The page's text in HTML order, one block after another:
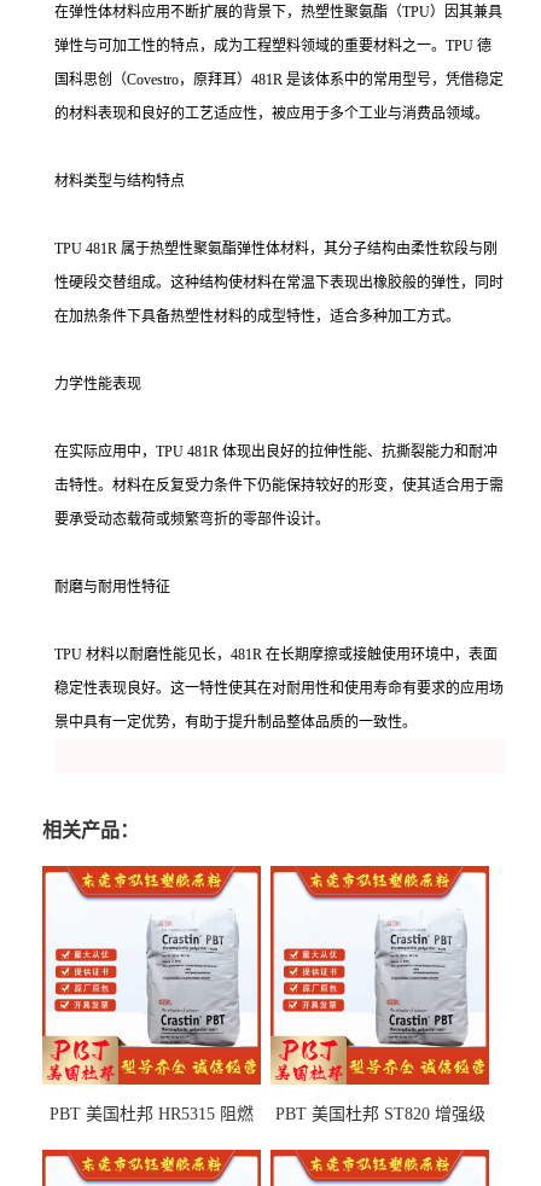
在弹性体材料应用不断扩展的背景下，热塑性聚氨酯（TPU）因其兼具
弹性与可加工性的特点，成为工程塑料领域的重要材料之一。TPU 德
国科思创（Covestro，原拜耳）481R 是该体系中的常用型号，凭借稳定
的材料表现和良好的工艺适应性，被应用于多个工业与消费品领域。
材料类型与结构特点
TPU 481R 属于热塑性聚氨酯弹性体材料，其分子结构由柔性软段与刚
性硬段交替组成。这种结构使材料在常温下表现出橡胶般的弹性，同时
在加热条件下具备热塑性材料的成型特性，适合多种加工方式。
力学性能表现
在实际应用中，TPU 481R 体现出良好的拉伸性能、抗撕裂能力和耐冲
击特性。材料在反复受力条件下仍能保持较好的形变，使其适合用于需
要承受动态载荷或频繁弯折的零部件设计。
耐磨与耐用性特征
TPU 材料以耐磨性能见长，481R 在长期摩擦或接触使用环境中，表面
稳定性表现良好。这一特性使其在对耐用性和使用寿命有要求的应用场
景中具有一定优势，有助于提升制品整体品质的一致性。
相关产品：
PBT 美国杜邦 HR5315 阻燃
部件
PBT 美国杜邦 ST820 增强级